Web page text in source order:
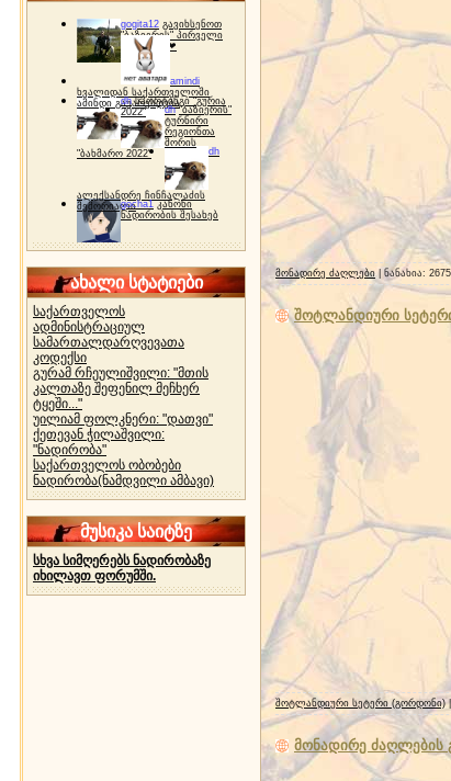
gogita12 გავიხსენოთ
"ბაზიერის" პირველი
ტურნირი ❤
amindi
ხვალიდან საქართველოში
ამინდი გაუარესდება
dh სპორტინგი "გურია
2022"
dh "ბაზიერის"
ტურნირი
რეგიონთა
შორის
"ბახმარო 2022"
dh
ალექსანდრე ჩინჩალაძის
მემორიალიgocha1 კანონი
ნადირობის შესახებ
ახალი სტატიები
საქართველოს
ადმინისტრაციულ
სამართალდარღვევათა
კოდექსი
გურამ რჩეულიშვილი: "მთის
კალთაზე შეფენილ მეჩხერ
ტყეში..."
უილიამ ფოლკნერი: "დათვი"
ქეთევან ჭილაშვილი:
"ნადირობა"
საქართველოს ობობები
ნადირობა(ნამდვილი ამბავი)
მუსიკა საიტზე
სხვა სიმღერებს ნადირობაზე
იხილავთ ფორუმში.
მონადირე ძაღლები| ნანახია:
შოტლანდიური
შოტლანდიური სეტერი (გორდონი)|
მონადირე ძაღლების